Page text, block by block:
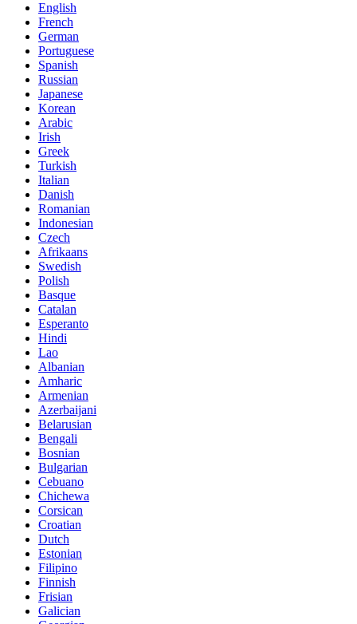
English
French
German
Portuguese
Spanish
Russian
Japanese
Korean
Arabic
Irish
Greek
Turkish
Italian
Danish
Romanian
Indonesian
Czech
Afrikaans
Swedish
Polish
Basque
Catalan
Esperanto
Hindi
Lao
Albanian
Amharic
Armenian
Azerbaijani
Belarusian
Bengali
Bosnian
Bulgarian
Cebuano
Chichewa
Corsican
Croatian
Dutch
Estonian
Filipino
Finnish
Frisian
Galician